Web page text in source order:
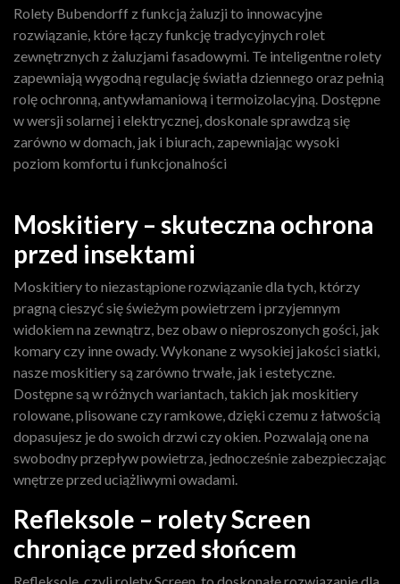
Rolety Bubendorff z funkcją żaluzji to innowacyjne
rozwiązanie, które łączy funkcję tradycyjnych rolet
zewnętrznych z żaluzjami fasadowymi. Te inteligentne rolety
zapewniają wygodną regulację światła dziennego oraz pełnią
rolę ochronną, antywłamaniową i termoizolacyjną. Dostępne
w wersji solarnej i elektrycznej, doskonale sprawdzą się
zarówno w domach, jak i biurach, zapewniając wysoki
poziom komfortu i funkcjonalności
Moskitiery – skuteczna ochrona
przed insektami
Moskitiery to niezastąpione rozwiązanie dla tych, którzy
pragną cieszyć się świeżym powietrzem i przyjemnym
widokiem na zewnątrz, bez obaw o nieproszonych gości, jak
komary czy inne owady. Wykonane z wysokiej jakości siatki,
nasze moskitiery są zarówno trwałe, jak i estetyczne.
Dostępne są w różnych wariantach, takich jak moskitiery
rolowane, plisowane czy ramkowe, dzięki czemu z łatwością
dopasujesz je do swoich drzwi czy okien. Pozwalają one na
swobodny przepływ powietrza, jednocześnie zabezpieczając
wnętrze przed uciążliwymi owadami.
Refleksole – rolety Screen
chroniące przed słońcem
Refleksole, czyli rolety Screen, to doskonałe rozwiązanie dla